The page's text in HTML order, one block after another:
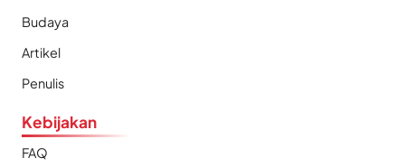
Budaya
Artikel
Penulis
Kebijakan
FAQ